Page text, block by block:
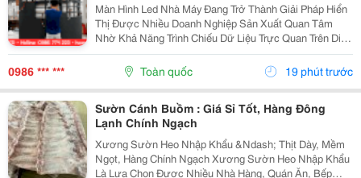
Màn Hình Led Nhà Máy Đang Trở Thành Giải Pháp Hiển
Thị Được Nhiều Doanh Nghiệp Sản Xuất Quan Tâm
Nhờ Khả Năng Trình Chiếu Dữ Liệu Trực Quan Trên Diện
Tích Lớn. Không Chỉ Phục Vụ Nhu Cầu Trình Chiếu Hình
Ảnh, Màn Hình Led Còn Có Thể Hỗ Trợ Theo Dõi Và...
0986 *** *** Toàn quốc 19 phút trước
Sườn Cánh Buồm : Giá Sỉ Tốt, Hàng Đông
Lạnh Chính Ngạch
Xương Sườn Heo Nhập Khẩu &Ndash; Thịt Dày, Mềm
Ngọt, Hàng Chính Ngạch Xương Sườn Heo Nhập Khẩu
Là Lựa Chọn Được Nhiều Nhà Hàng, Quán Ăn, Bếp